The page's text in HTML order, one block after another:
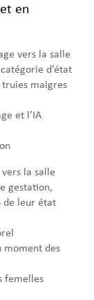
en
vers la salle
d’état
maigres
et l’IA
la salle
gestation,
de leur état
moment des
femelles